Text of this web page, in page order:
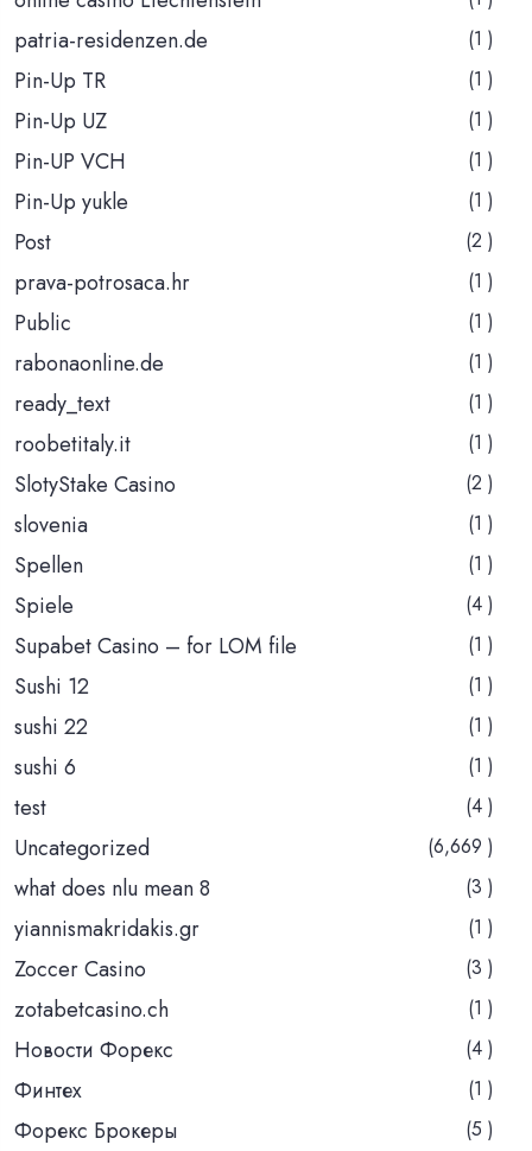
patria-residenzen.de (1 )
Pin-Up TR (1 )
Pin-Up UZ (1 )
Pin-UP VCH (1 )
Pin-Up yukle (1 )
Post (2 )
prava-potrosaca.hr (1 )
Public (1 )
rabonaonline.de (1 )
ready_text (1 )
roobetitaly.it (1 )
SlotyStake Casino (2 )
slovenia (1 )
Spellen (1 )
Spiele (4 )
Supabet Casino – for LOM file (1 )
Sushi 12 (1 )
sushi 22 (1 )
sushi 6 (1 )
test (4 )
Uncategorized (6,669 )
what does nlu mean 8 (3 )
yiannismakridakis.gr (1 )
Zoccer Casino (3 )
zotabetcasino.ch (1 )
Новости Форекс (4 )
Финтех (1 )
Форекс Брокеры (5 )